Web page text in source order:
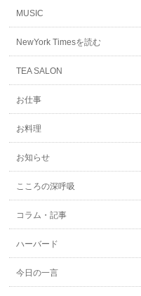
MUSIC
NewYork Timesを読む
TEA SALON
お仕事
お料理
お知らせ
こころの深呼吸
コラム・記事
ハーバード
今日の一言